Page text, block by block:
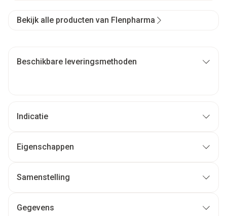
Bekijk alle producten van Flenpharma
Beschikbare leveringsmethoden
Indicatie
Eigenschappen
Samenstelling
Gegevens